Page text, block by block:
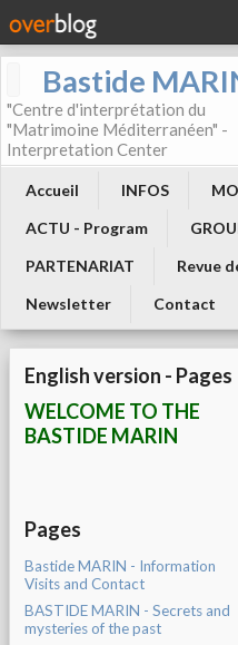
Bastide
"Centre d'interprétation du
"Matrimoine Méditerranéen" -
Interpretation Center
Accueil INFOS
ACTU - Program
PARTENARIAT
Revue
Newsletter
Contact
English version - Pages
WELCOME TO THE
BASTIDE MARIN
Pages
Bastide MARIN - Information
Visits and Contact
BASTIDE MARIN - Secrets and
mysteries of the past